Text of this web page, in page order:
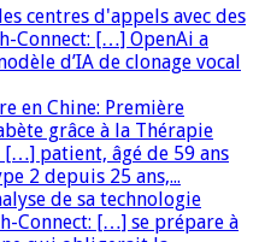
centres d'appels avec des
Connect: […] OpenAi a
d’IA de clonage vocal
en Chine: Première
grâce à la Thérapie
[…] patient, âgé de 59 ans
2 depuis 25 ans,...
de sa technologie
Connect: […] se prépare à